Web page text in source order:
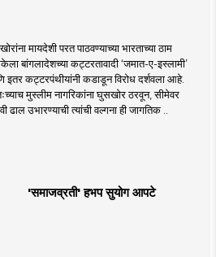
मायदेशी परत पाठवण्याच्या भारताच्या ठाम
बांगलादेशच्या कट्टरतावादी ‘जमात-ए-इस्लामी’
इतर कट्टरपंथीयांनी कडाडून विरोध दर्शवला आहे.
मुस्लीम नागरिकांना घुसखोर ठरवून, सीमेवर
ढाल उभारण्याची त्यांची वल्गना ही जागतिक ..
'समाजव्रती' हभप सुयोग आपटे